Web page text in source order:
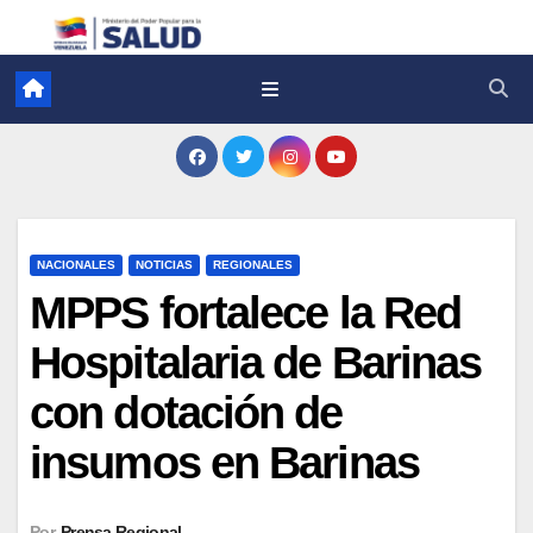
NACIONALES NOTICIAS REGIONALES
MPPS fortalece la Red
Hospitalaria de Barinas
con dotación de
insumos en Barinas